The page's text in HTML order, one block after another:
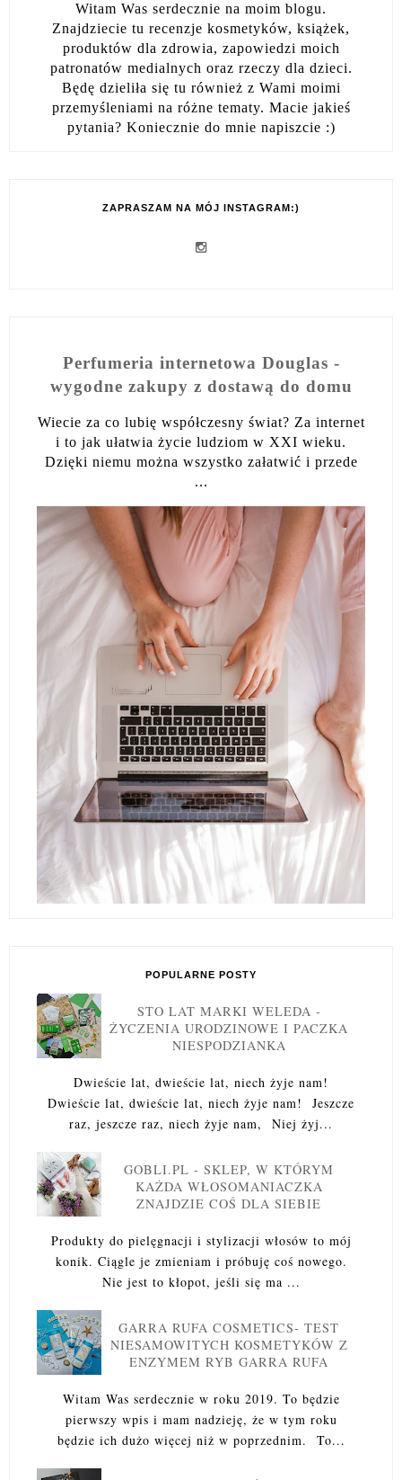
Witam Was serdecznie na moim blogu.
Znajdziecie tu recenzje kosmetyków, książek,
produktów dla zdrowia, zapowiedzi moich
patronatów medialnych oraz rzeczy dla dzieci.
Będę dzieliła się tu również z Wami moimi
przemyśleniami na różne tematy. Macie jakieś
pytania? Koniecznie do mnie napiszcie :)
ZAPRASZAM NA MÓJ INSTAGRAM:)
Perfumeria internetowa Douglas -
wygodne zakupy z dostawą do domu
Wiecie za co lubię współczesny świat? Za internet
i to jak ułatwia życie ludziom w XXI wieku.
Dzięki niemu można wszystko załatwić i przede
...
POPULARNE POSTY
STO LAT MARKI WELEDA -
ŻYCZENIA URODZINOWE I PACZKA
NIESPODZIANKA
Dwieście lat, dwieście lat, niech żyje nam!
Dwieście lat, dwieście lat, niech żyje nam! Jeszcze
raz, jeszcze raz, niech żyje nam, Niej żyj...
GOBLI.PL - SKLEP, W KTÓRYM
KAŻDA WŁOSOMANIACZKA
ZNAJDZIE COŚ DLA SIEBIE
Produkty do pielęgnacji i stylizacji włosów to mój
konik. Ciągle je zmieniam i próbuję coś nowego.
Nie jest to kłopot, jeśli się ma ...
GARRA RUFA COSMETICS- TEST
NIESAMOWITYCH KOSMETYKÓW Z
ENZYMEM RYB GARRA RUFA
Witam Was serdecznie w roku 2019. To będzie
pierwszy wpis i mam nadzieję, że w tym roku
będzie ich dużo więcej niż w poprzednim. To...